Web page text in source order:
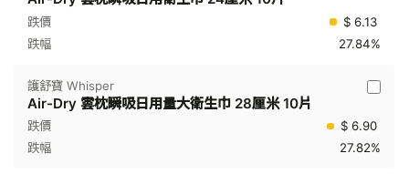
$ 6.13
27.84%
護舒寶 Whisper
Air-Dry 雲枕瞬吸日用量大衛生巾 28厘米 10片
$ 6.90
27.82%